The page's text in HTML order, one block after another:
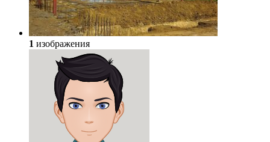
1 изображения